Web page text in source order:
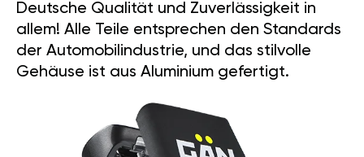
Deutsche Qualität und Zuverlässigkeit in
allem! Alle Teile entsprechen den Standards
der Automobilindustrie, und das stilvolle
Gehäuse ist aus Aluminium gefertigt.